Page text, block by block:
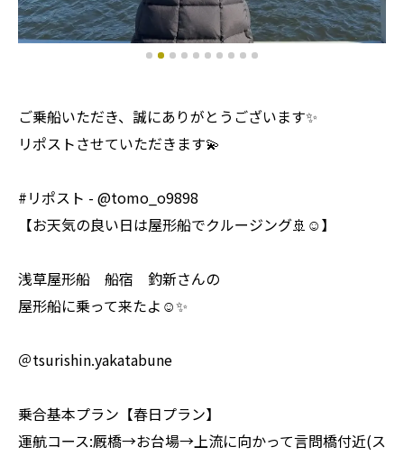
ご乗船いただき、誠にありがとうございます✨
リポストさせていただきます💫
#リポスト - @tomo_o9898
【お天気の良い日は屋形船でクルージング🚢☺️】
浅草屋形船 船宿 釣新さんの
屋形船に乗って来たよ☺️✨
＠tsurishin.yakatabune
乗合基本プラン【春日プラン】
運航コース:厩橋→お台場→上流に向かって言問橋付近(ス